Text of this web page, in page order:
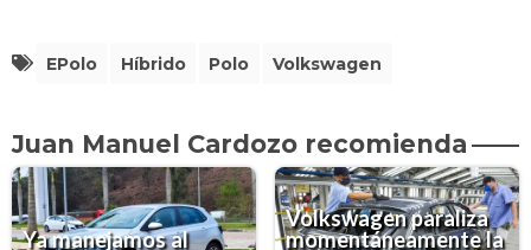
EPolo Híbrido Polo Volkswagen
Juan Manuel Cardozo recomienda
Ya manejamos al
Volkswagen paraliza
momentáneamente la